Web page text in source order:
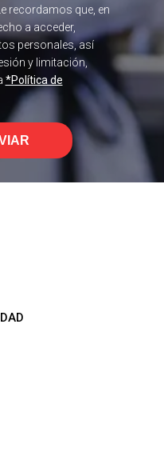
recordamos que, en
a acceder,
personales, así
y limitación,
*Política de